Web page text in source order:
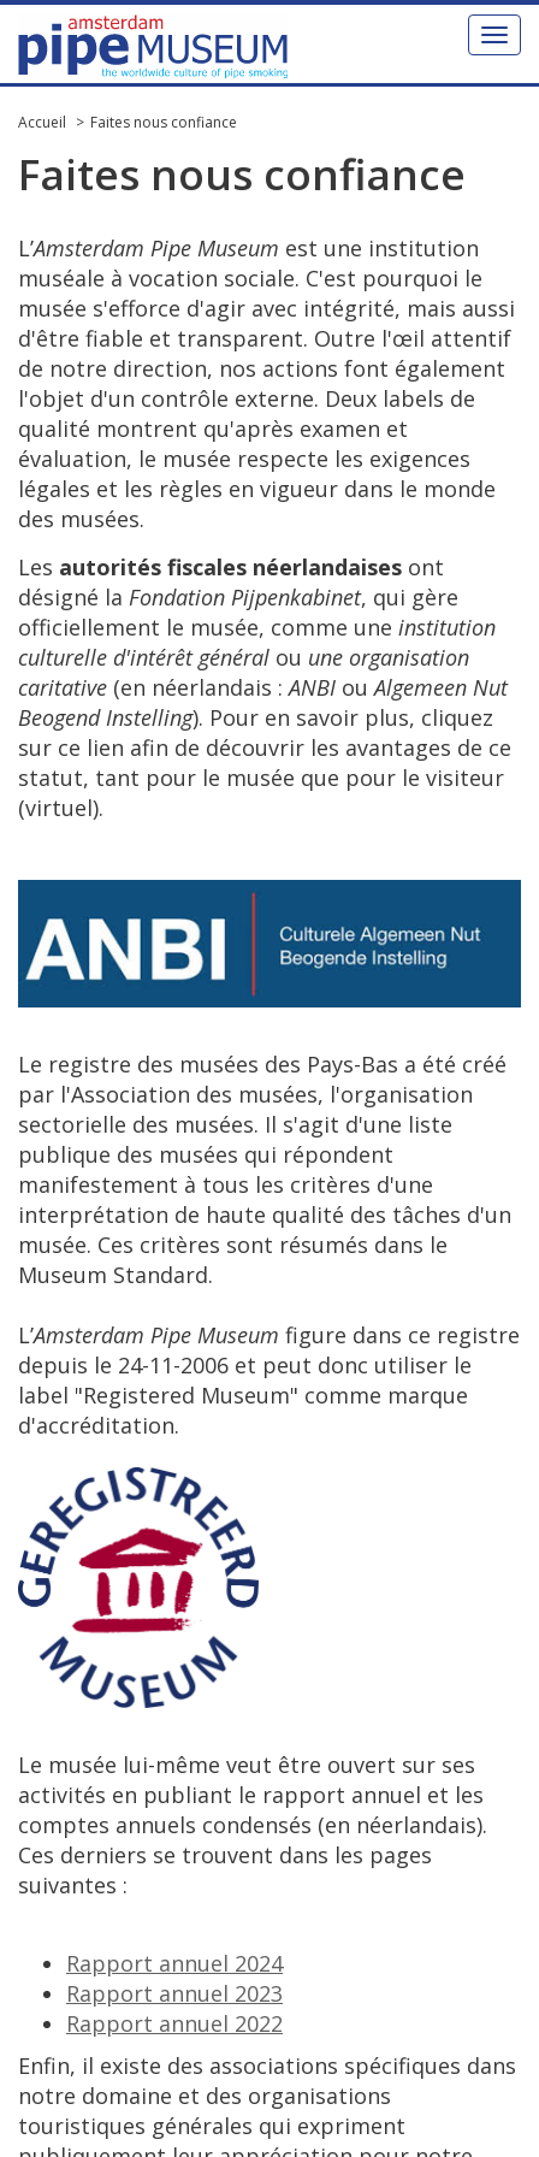
Toggle
Accueil Faites nous confiance
Faites nous confiance
L’Amsterdam Pipe Museum est une institution
muséale à vocation sociale. C'est pourquoi le
musée s'efforce d'agir avec intégrité, mais aussi
d'être fiable et transparent. Outre l'œil attentif
de notre direction, nos actions font également
l'objet d'un contrôle externe. Deux labels de
qualité montrent qu'après examen et
évaluation, le musée respecte les exigences
légales et les règles en vigueur dans le monde
des musées.
Les autorités fiscales néerlandaises ont
désigné la Fondation Pijpenkabinet, qui gère
officiellement le musée, comme une institution
culturelle d'intérêt général ou une organisation
caritative (en néerlandais :ANBI ouAlgemeen Nut
Beogend Instelling). Pour en savoir plus, cliquez
sur ce lien afin de découvrir les avantages de ce
statut, tant pour le musée que pour le visiteur
(virtuel).
Le registre des musées des Pays-Bas a été créé
par l'Association des musées, l'organisation
sectorielle des musées. Il s'agit d'une liste
publique des musées qui répondent
manifestement à tous les critères d'une
interprétation de haute qualité des tâches d'un
musée. Ces critères sont résumés dans le
Museum Standard.
L’Amsterdam Pipe Museum figure dans ce registre
depuis le 24-11-2006 et peut donc utiliser le
label "Registered Museum" comme marque
d'accréditation.
Le musée lui-même veut être ouvert sur ses
activités en publiant le rapport annuel et les
comptes annuels condensés (en néerlandais).
Ces derniers se trouvent dans les pages
suivantes :
Rapport annuel 2024
Rapport annuel 2023
Rapport annuel 2022
Enfin, il existe des associations spécifiques dans
notre domaine et des organisations
touristiques générales qui expriment